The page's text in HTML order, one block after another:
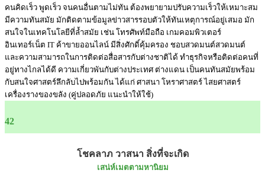
คนคิดเร็ว พูดเร็ว จนคนอื่นตามไม่ทัน ต้องพยายามปรับความเร็วให้เหมาะสม
มีความทันสมัย มักติดตามข้อมูลข่าวสารรอบตัวให้ทันเหตุการณ์อยู่เสมอ มัก
สนใจในเทคโนโลยีที่ล้ำสมัย เช่น โทรศัพท์มือถือ เกมคอมพิวเตอร์
อินเทอร์เน็ต IT ค้าขายออนไลน์ มีสิ่งศักดิ์คุ้มครอง ชอบสวดมนต์สวดมนต์
และความสามารถในการติดต่อสื่อสารกับต่างชาติได้ ทำธุรกิจหรือติดต่อคนที่
อยู่ทางไกลได้ดี ความเกี่ยวพันกับต่างประเทศ ต่างแดน เป็นคนทันสมัยพร้อม
กับสนใจศาสตร์ลึกลับไปพร้อมกัน ได้แก่ ศาสนา โหราศาสตร์ ไสยศาสตร์
เครื่องรางของขลัง (คู่ปลอดภัย แนะนำให้ใช้)
42
โชคลาภ วาสนา สิ่งที่จะเกิด
เสน่ห์เมตตามหานิยม